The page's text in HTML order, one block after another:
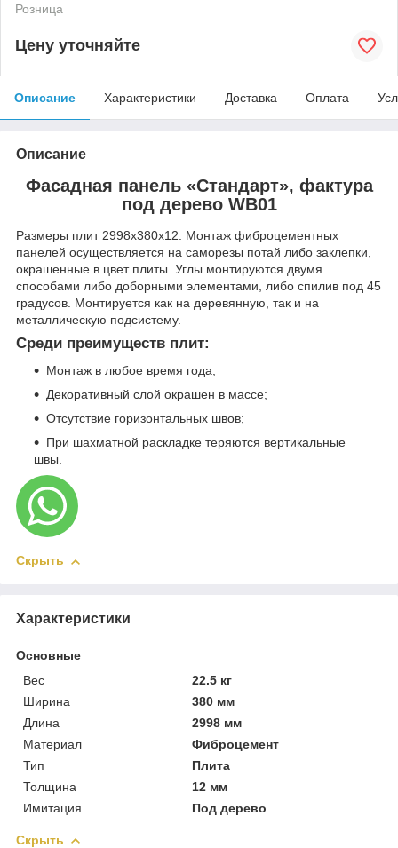
Розница
Цену уточняйте
Описание Характеристики Доставка Оплата
Описание
Фасадная панель «Стандарт», фактура
под дерево WB01
Размеры плит 2998х380х12. Монтаж фиброцементных
панелей осуществляется на саморезы потай либо заклепки,
окрашенные в цвет плиты. Углы монтируются двумя
способами либо доборными элементами, либо спилив под 45
градусов. Монтируется как на деревянную, так и на
металлическую подсистему.
Среди преимуществ плит:
Монтаж в любое время года;
Декоративный слой окрашен в массе;
Отсутствие горизонтальных швов;
При шахматной раскладке теряются вертикальные
швы.
Скрыть
Характеристики
Основные
Вес
22.5 кг
Ширина
380 мм
Длина
2998 мм
Материал
Фиброцемент
Тип
Плита
Толщина
12 мм
Имитация
Под дерево
Скрыть